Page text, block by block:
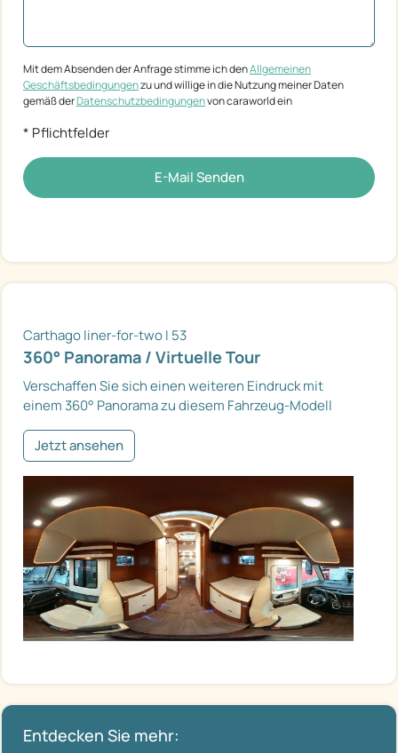
Mit dem Absenden der Anfrage stimme ich denAllgemeinen
Geschäftsbedingungenzu und willige in die Nutzung meiner Daten
gemäß derDatenschutzbedingungenvon caraworld ein
* Pflichtfelder
E-Mail Senden
Carthago liner-for-two I 53
360° Panorama / Virtuelle Tour
Verschaffen Sie sich einen weiteren Eindruck mit
einem 360° Panorama zu diesem Fahrzeug-Modell
Jetzt ansehen
Entdecken Sie mehr: